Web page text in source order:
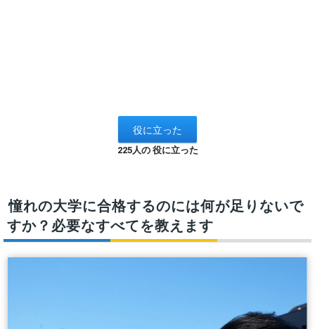
225人の 役に立った
憧れの大学に合格するのには何が足りないで
すか？必要なすべてを教えます